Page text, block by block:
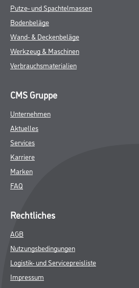
Putze- und Spachtelmassen
Bodenbeläge
Wand- & Deckenbeläge
Werkzeug & Maschinen
Verbrauchsmaterialien
CMS Gruppe
Unternehmen
Aktuelles
Services
Karriere
Marken
FAQ
Rechtliches
AGB
Nutzungsbedingungen
Logistik- und Servicepreisliste
Impressum